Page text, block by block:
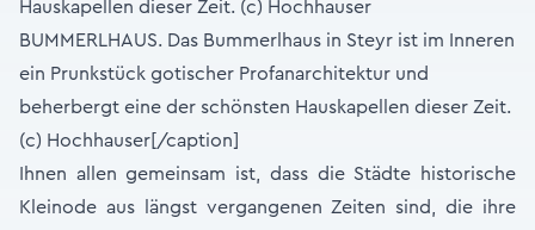
BUMMERLHAUS. Das Bummerlhaus in Steyr ist im Inneren
ein Prunkstück gotischer Profanarchitektur und
beherbergt eine der schönsten Hauskapellen dieser Zeit.
(c) Hochhauser[/caption]
Ihnen allen gemeinsam ist, dass die Städte historische
Kleinode aus längst vergangenen Zeiten sind, die ihre